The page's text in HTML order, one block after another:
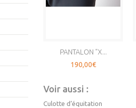
PANTALON "X...
190,00€
Voir aussi :
Culotte d’équitation